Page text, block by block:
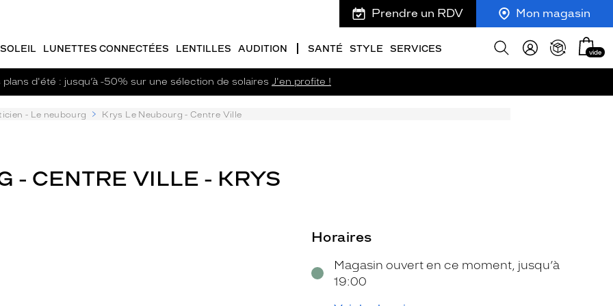
Prendre un RDV Mon magasin
LUNETTES CONNECTÉES LENTILLES AUDITION SANTÉ STYLE SERVICES
Afficher
Mon
panier
vide
plans d'été : jusqu’à -50% sur une sélection de solaires J'en profite !
- Le neubourg Krys Le Neubourg - Centre Ville
- CENTRE VILLE - KRYS
Horaires
Magasin ouvert en ce moment, jusqu’à
19:00